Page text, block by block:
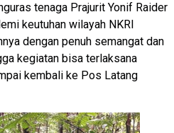
tenaga Prajurit Yonif Raider
keutuhan wilayah NKRI
dengan penuh semangat dan
kegiatan bisa terlaksana
kembali ke Pos Latang